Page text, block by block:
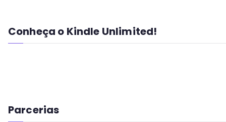
Conheça o Kindle Unlimited!
Parcerias